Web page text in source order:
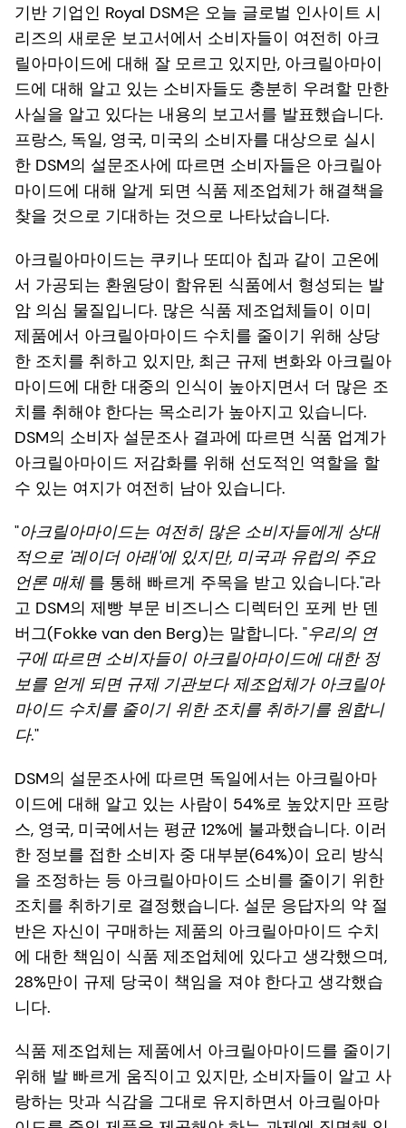
기반 기업인 Royal DSM은 오늘 글로벌 인사이트 시
리즈의 새로운 보고서에서 소비자들이 여전히 아크
릴아마이드에 대해 잘 모르고 있지만, 아크릴아마이
드에 대해 알고 있는 소비자들도 충분히 우려할 만한
사실을 알고 있다는 내용의 보고서를 발표했습니다.
프랑스, 독일, 영국, 미국의 소비자를 대상으로 실시
한 DSM의 설문조사에 따르면 소비자들은 아크릴아
마이드에 대해 알게 되면 식품 제조업체가 해결책을
찾을 것으로 기대하는 것으로 나타났습니다.
아크릴아마이드는 쿠키나 또띠아 칩과 같이 고온에
서 가공되는 환원당이 함유된 식품에서 형성되는 발
암 의심 물질입니다. 많은 식품 제조업체들이 이미
제품에서 아크릴아마이드 수치를 줄이기 위해 상당
한 조치를 취하고 있지만, 최근 규제 변화와 아크릴아
마이드에 대한 대중의 인식이 높아지면서 더 많은 조
치를 취해야 한다는 목소리가 높아지고 있습니다.
DSM의 소비자 설문조사 결과에 따르면 식품 업계가
아크릴아마이드 저감화를 위해 선도적인 역할을 할
수 있는 여지가 여전히 남아 있습니다.
"아크릴아마이드는 여전히 많은 소비자들에게 상대
적으로 '레이더 아래'에 있지만, 미국과 유럽의 주요
언론 매체를 통해 빠르게 주목을 받고 있습니다."라
고 DSM의 제빵 부문 비즈니스 디렉터인 포케 반 덴
버그(Fokke van den Berg)는 말합니다. "우리의 연
구에 따르면 소비자들이 아크릴아마이드에 대한 정
보를 얻게 되면 규제 기관보다 제조업체가 아크릴아
마이드 수치를 줄이기 위한 조치를 취하기를 원합니
다."
DSM의 설문조사에 따르면 독일에서는 아크릴아마
이드에 대해 알고 있는 사람이 54%로 높았지만 프랑
스, 영국, 미국에서는 평균 12%에 불과했습니다. 이러
한 정보를 접한 소비자 중 대부분(64%)이 요리 방식
을 조정하는 등 아크릴아마이드 소비를 줄이기 위한
조치를 취하기로 결정했습니다. 설문 응답자의 약 절
반은 자신이 구매하는 제품의 아크릴아마이드 수치
에 대한 책임이 식품 제조업체에 있다고 생각했으며,
28%만이 규제 당국이 책임을 져야 한다고 생각했습
니다.
식품 제조업체는 제품에서 아크릴아마이드를 줄이기
위해 발 빠르게 움직이고 있지만, 소비자들이 알고 사
랑하는 맛과 식감을 그대로 유지하면서 아크릴아마